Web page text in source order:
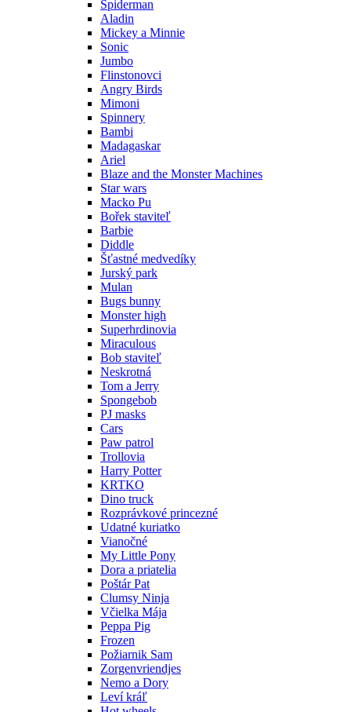
Spiderman
Aladin
Mickey a Minnie
Sonic
Jumbo
Flinstonovci
Angry Birds
Mimoni
Spinnery
Bambi
Madagaskar
Ariel
Blaze and the Monster Machines
Star wars
Macko Pu
Bořek staviteľ
Barbie
Diddle
Šťastné medvedíky
Jurský park
Mulan
Bugs bunny
Monster high
Superhrdinovia
Miraculous
Bob staviteľ
Neskrotná
Tom a Jerry
Spongebob
PJ masks
Cars
Paw patrol
Trollovia
Harry Potter
KRTKO
Dino truck
Rozprávkové princezné
Udatné kuriatko
Vianočné
My Little Pony
Dora a priatelia
Poštár Pat
Clumsy Ninja
Včielka Mája
Peppa Pig
Frozen
Požiarnik Sam
Zorgenvriendjes
Nemo a Dory
Leví kráľ